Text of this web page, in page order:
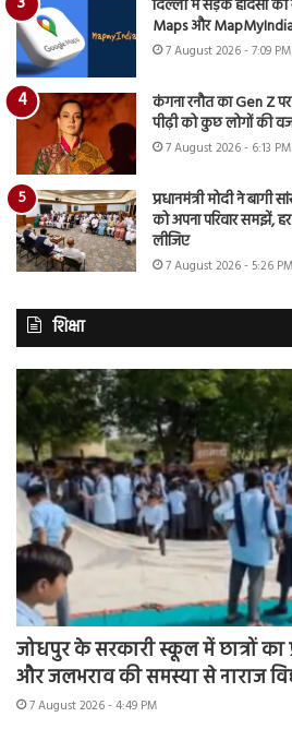
दिल्ली में सड़क हादसों
Maps और
7 August 2026 - 7:09 PM
कंगना रनौत का Gen Z
पीढ़ी को कुछ लोगों की
7 August 2026 - 6:13 PM
प्रधानमंत्री मोदी ने
को अपना परिवार समझें,
लीजिए
7 August 2026 - 5:26 PM
शिक्षा
जोधपुर के सरकारी स्कूल में छात्रों का
और जलभराव की समस्या से नाराज
7 August 2026 - 4:49 PM